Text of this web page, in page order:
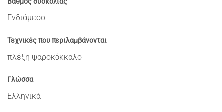
Ενδιάμεσο
Τεχνικές που περιλαμβάνονται
πλέξη ψαροκόκκαλο
Γλώσσα
Ελληνικά